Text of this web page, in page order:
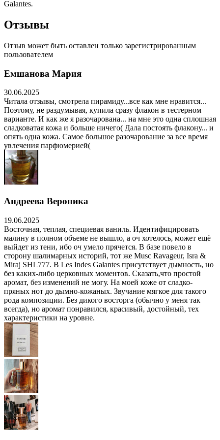
Galantes.
Отзывы
Отзыв может быть оставлен только зарегистрированным
пользователем
Емшанова Мария
30.06.2025
Читала отзывы, смотрела пирамиду...все как мне нравится...
Поэтому, не раздумывая, купила сразу флакон в тестерном
варианте. И как же я разочарована... на мне это одна сплошная
сладковатая кожа и больше ничего( Дала постоять флакону... и
опять одна кожа. Самое большое разочарование за все время
увлечения парфюмерией(
Андреева Вероника
19.06.2025
Восточная, теплая, специевая ваниль. Идентифицировать
малину в полном объеме не вышло, а оч хотелось, может ещё
выйдет из тени, ибо оч умело прячется. В базе повело в
сторону шалимарных историй, тот же Musc Ravageur, Isra &
Miraj SHL777. В Les Indes Galantes присутствует дымность, но
без каких-либо церковных моментов. Сказать,что простой
аромат, без изменений не могу. На моей коже от сладко-
пряных нот до дымно-кожаных. Звучание мягкое для такого
рода композиции. Без дикого восторга (обычно у меня так
всегда), но аромат понравился, красивый, достойный, тех
характеристики на уровне.